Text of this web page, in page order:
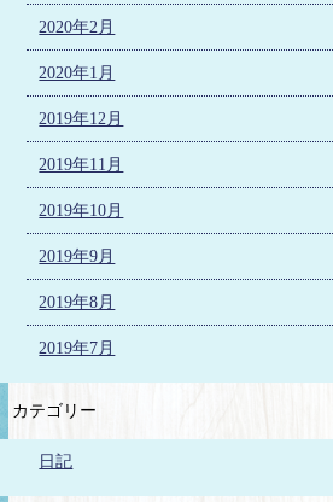
2020年2月
2020年1月
2019年12月
2019年11月
2019年10月
2019年9月
2019年8月
2019年7月
カテゴリー
日記